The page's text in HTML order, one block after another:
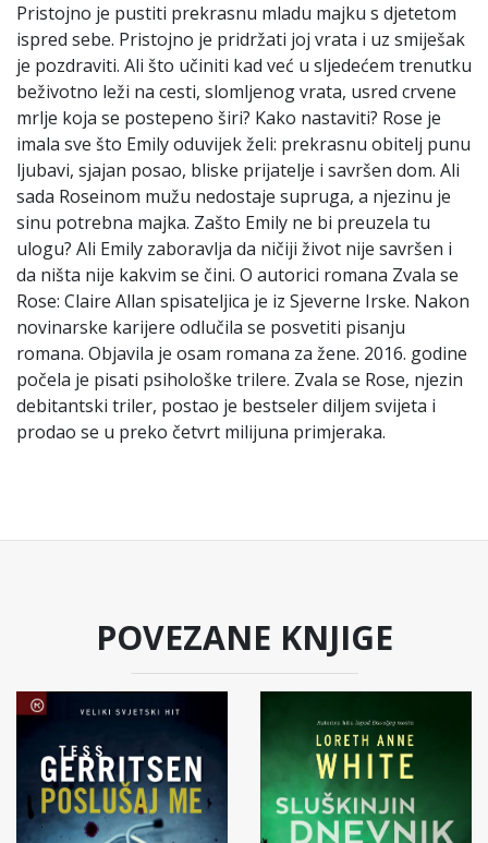
Pristojno je pustiti prekrasnu mladu majku s djetetom
ispred sebe. Pristojno je pridržati joj vrata i uz smiješak
je pozdraviti. Ali što učiniti kad već u sljedećem trenutku
beživotno leži na cesti, slomljenog vrata, usred crvene
mrlje koja se postepeno širi? Kako nastaviti? Rose je
imala sve što Emily oduvijek želi: prekrasnu obitelj punu
ljubavi, sjajan posao, bliske prijatelje i savršen dom. Ali
sada Roseinom mužu nedostaje supruga, a njezinu je
sinu potrebna majka. Zašto Emily ne bi preuzela tu
ulogu? Ali Emily zaboravlja da ničiji život nije savršen i
da ništa nije kakvim se čini. O autorici romana Zvala se
Rose: Claire Allan spisateljica je iz Sjeverne Irske. Nakon
novinarske karijere odlučila se posvetiti pisanju
romana. Objavila je osam romana za žene. 2016. godine
počela je pisati psihološke trilere. Zvala se Rose, njezin
debitantski triler, postao je bestseler diljem svijeta i
prodao se u preko četvrt milijuna primjeraka.
POVEZANE KNJIGE